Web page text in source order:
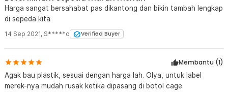
Harga sangat bersahabat pas dikantong dan bikin tambah lengkap
di sepeda kita
14 Sep 2021, S*****o Verified Buyer
Membantu (1)
Agak bau plastik, sesuai dengan harga lah. OIya, untuk label
merek-nya mudah rusak ketika dipasang di botol cage